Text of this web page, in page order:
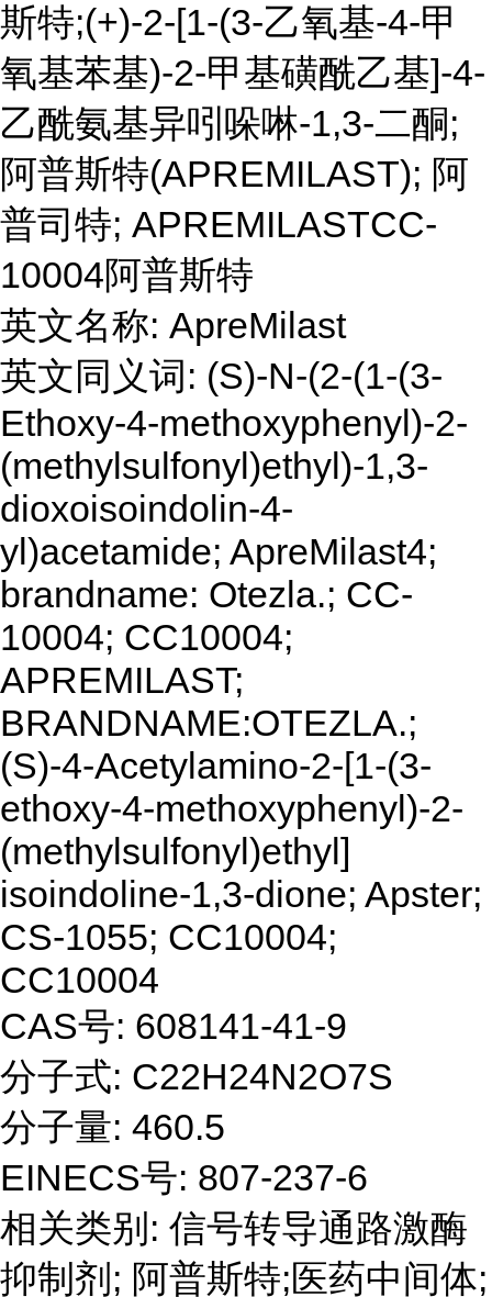
斯特;(+)-2-[1-(3-乙氧基-4-甲
氧基苯基)-2-甲基磺酰乙基]-4-
乙酰氨基异吲哚啉-1,3-二酮;
阿普斯特(APREMILAST); 阿
普司特; APREMILASTCC-
10004阿普斯特
英文名称: ApreMilast
英文同义词: (S)-N-(2-(1-(3-
Ethoxy-4-methoxyphenyl)-2-
(methylsulfonyl)ethyl)-1,3-
dioxoisoindolin-4-
yl)acetamide; ApreMilast4;
brandname: Otezla.; CC-
10004; CC10004;
APREMILAST;
BRANDNAME:OTEZLA.;
(S)-4-Acetylamino-2-[1-(3-
ethoxy-4-methoxyphenyl)-2-
(methylsulfonyl)ethyl]
isoindoline-1,3-dione; Apster;
CS-1055; CC10004;
CC10004
CAS号: 608141-41-9
分子式: C22H24N2O7S
分子量: 460.5
EINECS号: 807-237-6
相关类别: 信号转导通路激酶
抑制剂; 阿普斯特;医药中间体;